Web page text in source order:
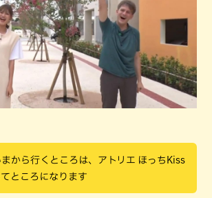
まから行くところは、アトリエ ほっちKiss
てところになります